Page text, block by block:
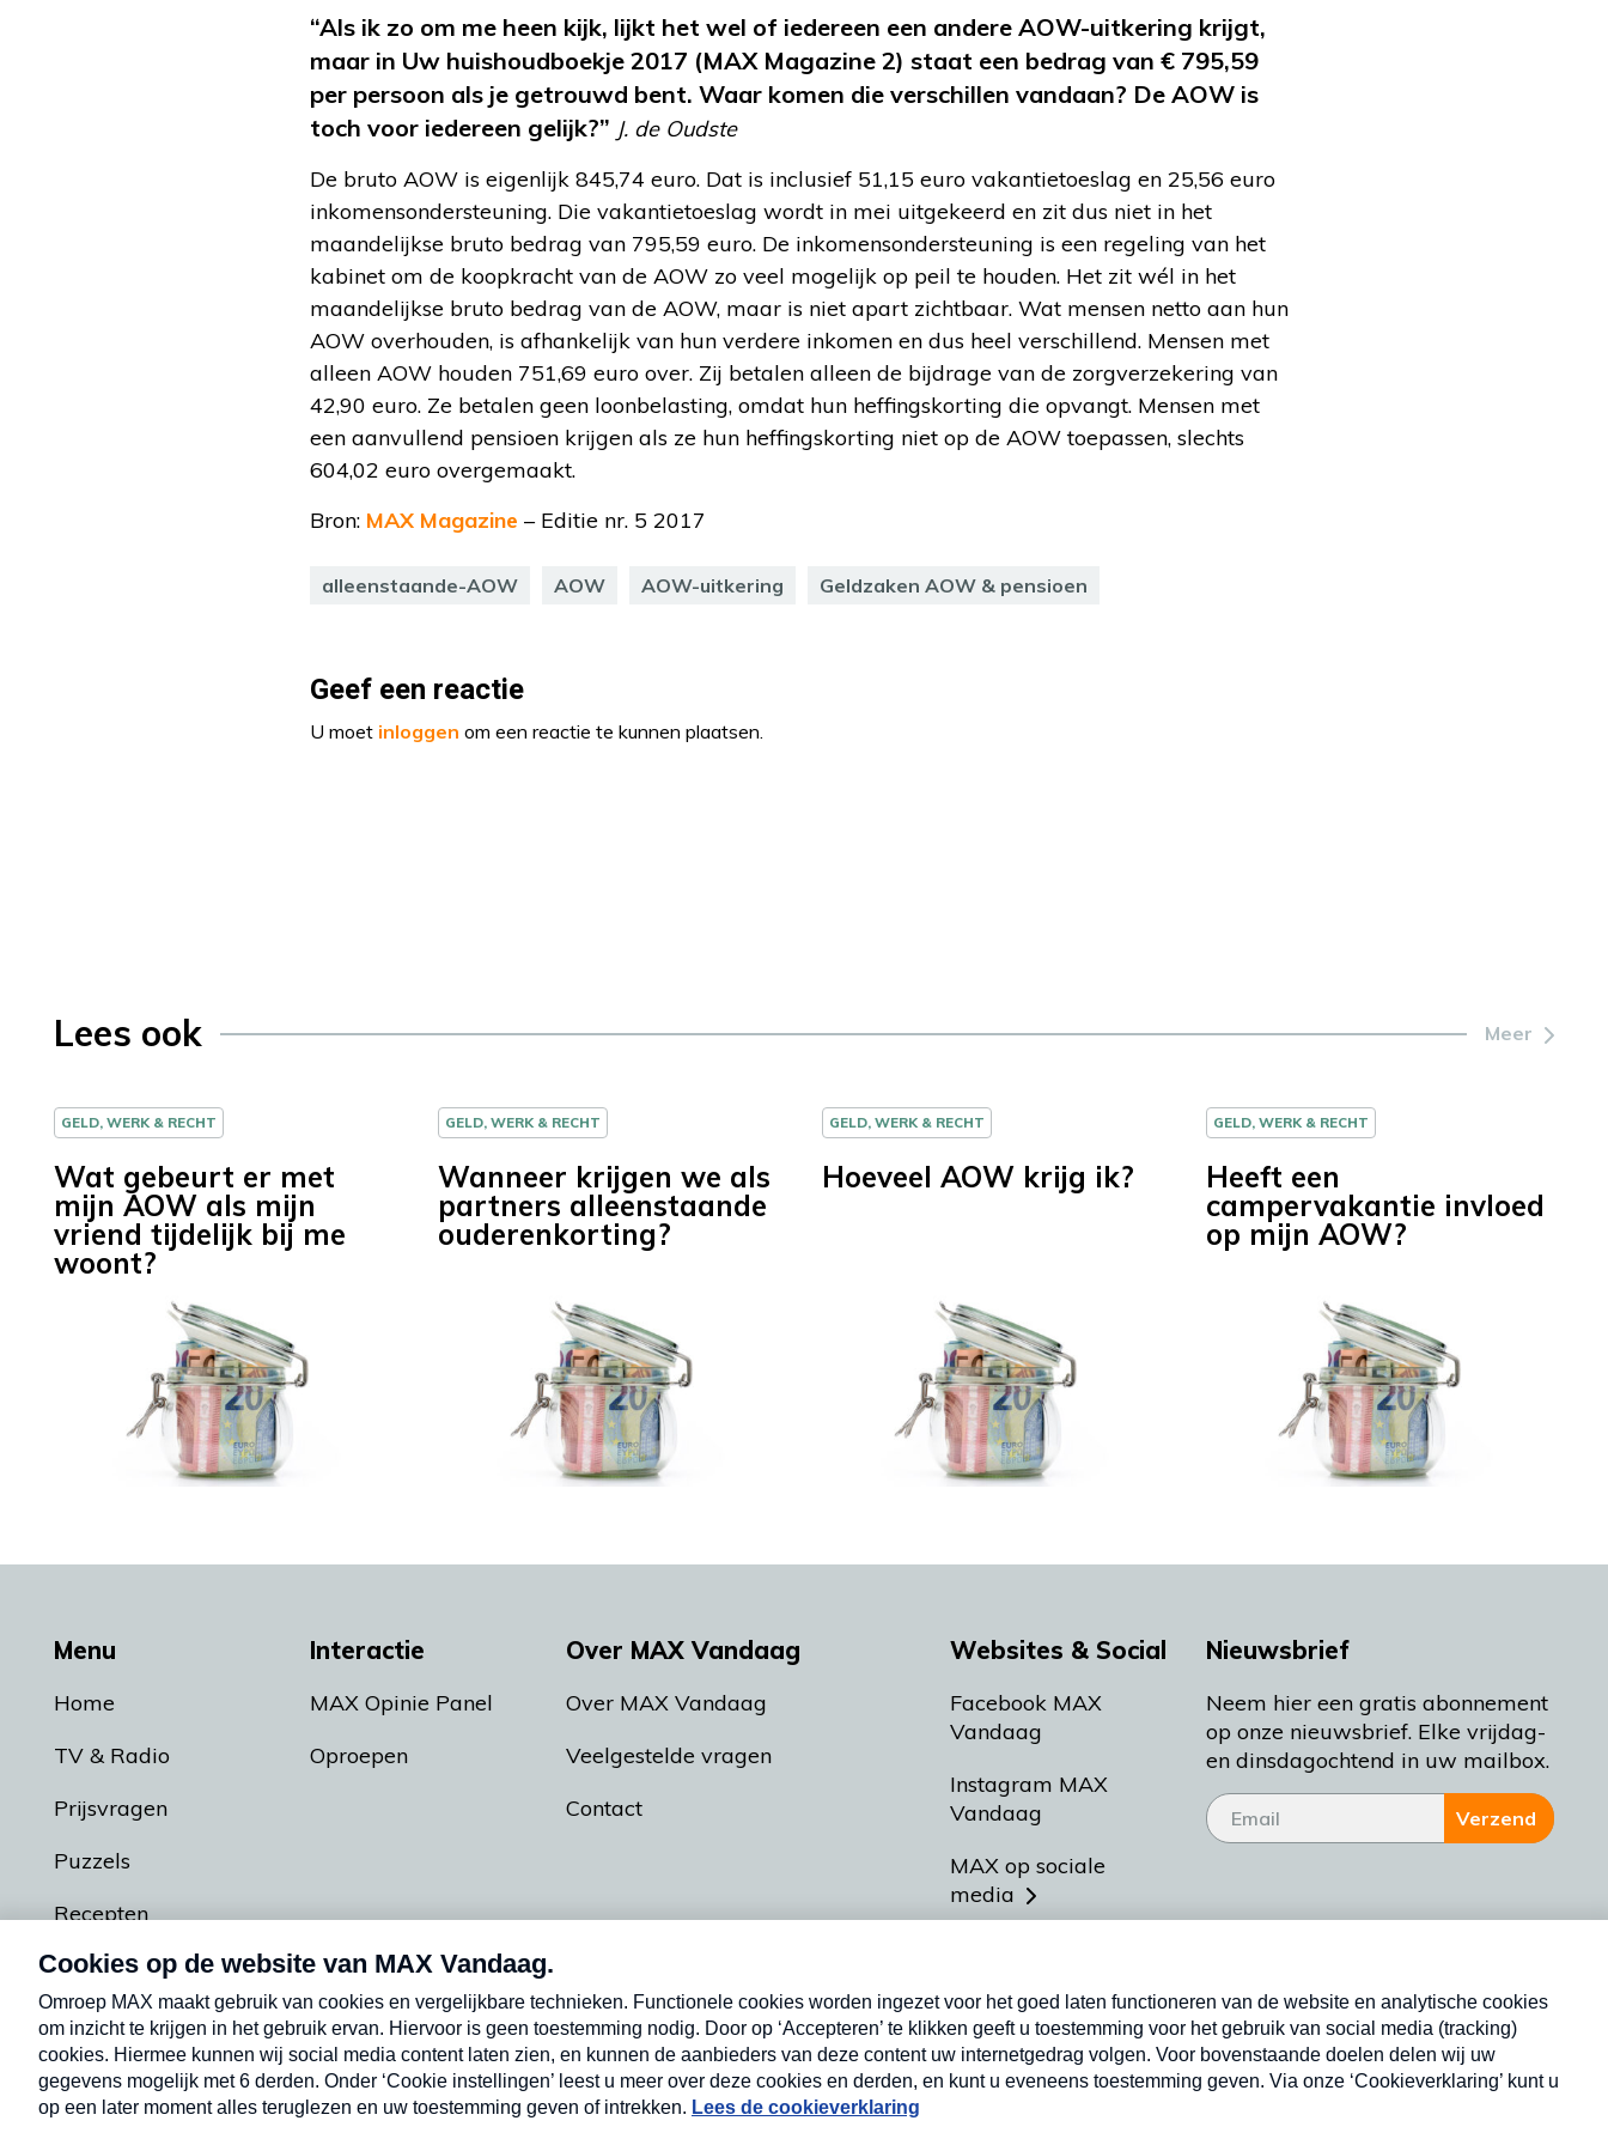
“Als ik zo om me heen kijk, lijkt het wel of iedereen een andere AOW-uitkering krijgt,
maar in Uw huishoudboekje 2017 (MAX Magazine 2) staat een bedrag van € 795,59
per persoon als je getrouwd bent. Waar komen die verschillen vandaan? De AOW is
toch voor iedereen gelijk?” J. de Oudste
De bruto AOW is eigenlijk 845,74 euro. Dat is inclusief 51,15 euro vakantietoeslag en 25,56 euro
inkomensondersteuning. Die vakantietoeslag wordt in mei uitgekeerd en zit dus niet in het
maandelijkse bruto bedrag van 795,59 euro. De inkomensondersteuning is een regeling van het
kabinet om de koopkracht van de AOW zo veel mogelijk op peil te houden. Het zit wél in het
maandelijkse bruto bedrag van de AOW, maar is niet apart zichtbaar. Wat mensen netto aan hun
AOW overhouden, is afhankelijk van hun verdere inkomen en dus heel verschillend. Mensen met
alleen AOW houden 751,69 euro over. Zij betalen alleen de bijdrage van de zorgverzekering van
42,90 euro. Ze betalen geen loonbelasting, omdat hun heffingskorting die opvangt. Mensen met
een aanvullend pensioen krijgen als ze hun heffingskorting niet op de AOW toepassen, slechts
604,02 euro overgemaakt.
Bron: MAX Magazine – Editie nr. 5 2017
alleenstaande-AOW AOW AOW-uitkering Geldzaken AOW & pensioen
Geef een reactie
U moet inloggen om een reactie te kunnen plaatsen.
Lees ook Meer
GELD, WERK & RECHT
Wat gebeurt er met
mijn AOW als mijn
vriend tijdelijk bij me
woont?
GELD, WERK & RECHT
Wanneer krijgen we als
partners alleenstaande
ouderenkorting?
GELD, WERK & RECHT
Hoeveel AOW krijg ik?
GELD, WERK & RECHT
Heeft een
campervakantie invloed
op mijn AOW?
Menu
Home
TV & Radio
Prijsvragen
Puzzels
Recepten
Podcasts
Interactie
MAX Opinie Panel
Oproepen
Over MAX Vandaag
Over MAX Vandaag
Veelgestelde vragen
Contact
Websites & Social
Facebook MAX
Vandaag
Instagram MAX
Vandaag
MAX op sociale
media
Meldpunt Actueel
Heel Holland Bakt
Nieuwsbrief
Neem hier een gratis abonnement
op onze nieuwsbrief. Elke vrijdag-
en dinsdagochtend in uw mailbox.
Verzend
Nieuwsbrief
Neem hier een gratis abonnement op onze